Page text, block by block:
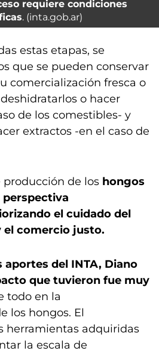
requiere condiciones
. (inta.gob.ar)
estas etapas, se
que se pueden conservar
comercialización fresca o
o hacer
de los comestibles- y
extractos -en el caso de
producción de los hongos
perspectiva
el cuidado del
el comercio justo.
aportes del INTA, Diano
que tuvieron fue muy
todo en la
los hongos. El
herramientas adquiridas
la escala de